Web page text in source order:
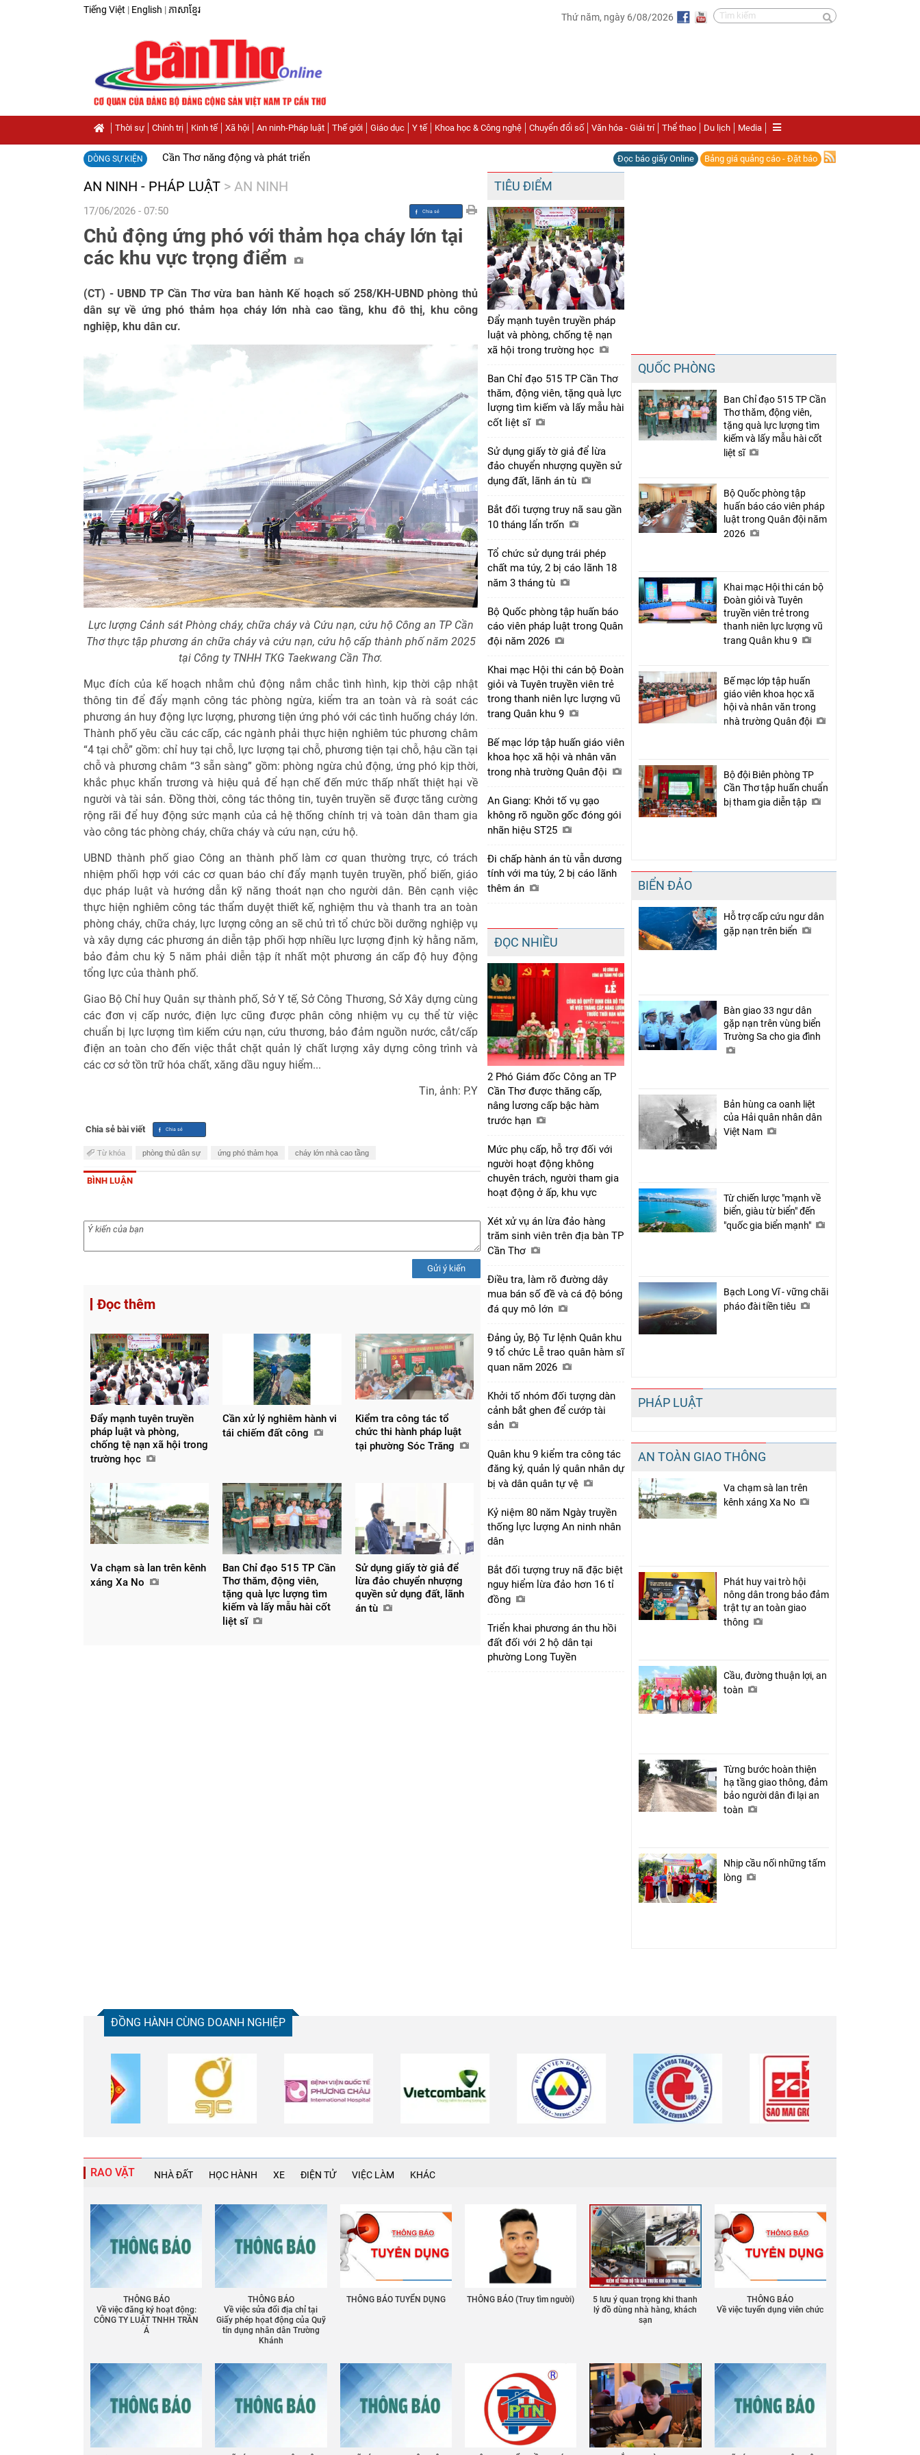
Tiếng Việt | English | ភាសាខ្មែរ
Thứ năm, ngày 6/08/2026
Thời sự Chính trị Kinh tế Xã hội An ninh-Pháp luật Thế giới Giáo dục Y tế Khoa học & Công nghệ Chuyển đổi số Văn hóa - Giải trí Thể thao Du lịch Media
DÒNG SỰ KIỆN Cần Thơ năng động và phát triển Đọc báo giấy Online Bảng giá quảng cáo - Đặt báo
AN NINH - PHÁP LUẬT > AN NINH
17/06/2026 - 07:50
Chia sẻ
Facebook
Chủ động ứng phó với thảm họa cháy lớn tại
các khu vực trọng điểm
(CT) - UBND TP Cần Thơ vừa ban hành Kế hoạch số 258/KH-UBND phòng thủ
dân sự về ứng phó thảm họa cháy lớn nhà cao tầng, khu đô thị, khu công
nghiệp, khu dân cư.
Lực lượng Cảnh sát Phòng cháy, chữa cháy và Cứu nạn, cứu hộ Công an TP Cần
Thơ thực tập phương án chữa cháy và cứu nạn, cứu hộ cấp thành phố năm 2025
tại Công ty TNHH TKG Taekwang Cần Thơ.
Mục đích của kế hoạch nhằm chủ động nắm chắc tình hình, kịp thời cập nhật
thông tin để đẩy mạnh công tác phòng ngừa, kiểm tra an toàn và rà soát các
phương án huy động lực lượng, phương tiện ứng phó với các tình huống cháy lớn.
Thành phố yêu cầu các cấp, các ngành phải thực hiện nghiêm túc phương châm
“4 tại chỗ” gồm: chỉ huy tại chỗ, lực lượng tại chỗ, phương tiện tại chỗ, hậu cần tại
chỗ và phương châm “3 sẵn sàng” gồm: phòng ngừa chủ động, ứng phó kịp thời,
khắc phục khẩn trương và hiệu quả để hạn chế đến mức thấp nhất thiệt hại về
người và tài sản. Đồng thời, công tác thông tin, tuyên truyền sẽ được tăng cường
rộng rãi để huy động sức mạnh của cả hệ thống chính trị và toàn dân tham gia
vào công tác phòng cháy, chữa cháy và cứu nạn, cứu hộ.
UBND thành phố giao Công an thành phố làm cơ quan thường trực, có trách
nhiệm phối hợp với các cơ quan báo chí đẩy mạnh tuyên truyền, phổ biến, giáo
dục pháp luật và hướng dẫn kỹ năng thoát nạn cho người dân. Bên cạnh việc
thực hiện nghiêm công tác thẩm duyệt thiết kế, nghiệm thu và thanh tra an toàn
phòng cháy, chữa cháy, lực lượng công an sẽ chủ trì tổ chức bồi dưỡng nghiệp vụ
và xây dựng các phương án diễn tập phối hợp nhiều lực lượng định kỳ hằng năm,
bảo đảm chu kỳ 5 năm phải diễn tập ít nhất một phương án cấp độ huy động
tổng lực của thành phố.
Giao Bộ Chỉ huy Quân sự thành phố, Sở Y tế, Sở Công Thương, Sở Xây dựng cùng
các đơn vị cấp nước, điện lực cũng được phân công nhiệm vụ cụ thể từ việc
chuẩn bị lực lượng tìm kiếm cứu nạn, cứu thương, bảo đảm nguồn nước, cắt/cấp
điện an toàn cho đến việc thắt chặt quản lý chất lượng xây dựng công trình và
các cơ sở tồn trữ hóa chất, xăng dầu nguy hiểm...
Tin, ảnh: P.Y
Chia sẻ bài viết
Từ khóa phòng thủ dân sự ứng phó thảm họa cháy lớn nhà cao tầng
BÌNH LUẬN
Gửi ý kiến
Đọc thêm
Đẩy mạnh tuyên truyền
pháp luật và phòng,
chống tệ nạn xã hội trong
trường học
Cần xử lý nghiêm hành vi
tái chiếm đất công
Kiểm tra công tác tổ
chức thi hành pháp luật
tại phường Sóc Trăng
Va chạm sà lan trên kênh
xáng Xa No
Ban Chỉ đạo 515 TP Cần
Thơ thăm, động viên,
tặng quà lực lượng tìm
kiếm và lấy mẫu hài cốt
liệt sĩ
Sử dụng giấy tờ giả để
lừa đảo chuyển nhượng
quyền sử dụng đất, lãnh
án tù
TIÊU ĐIỂM
Đẩy mạnh tuyên truyền pháp
luật và phòng, chống tệ nạn
xã hội trong trường học
Ban Chỉ đạo 515 TP Cần Thơ
thăm, động viên, tặng quà lực
lượng tìm kiếm và lấy mẫu hài
cốt liệt sĩ
Sử dụng giấy tờ giả để lừa
đảo chuyển nhượng quyền sử
dụng đất, lãnh án tù
Bắt đối tượng truy nã sau gần
10 tháng lẩn trốn
Tổ chức sử dụng trái phép
chất ma túy, 2 bị cáo lãnh 18
năm 3 tháng tù
Bộ Quốc phòng tập huấn báo
cáo viên pháp luật trong Quân
đội năm 2026
Khai mạc Hội thi cán bộ Đoàn
giỏi và Tuyên truyền viên trẻ
trong thanh niên lực lượng vũ
trang Quân khu 9
Bế mạc lớp tập huấn giáo viên
khoa học xã hội và nhân văn
trong nhà trường Quân đội
An Giang: Khởi tố vụ gạo
không rõ nguồn gốc đóng gói
nhãn hiệu ST25
Đi chấp hành án tù vẫn dương
tính với ma túy, 2 bị cáo lãnh
thêm án
ĐỌC NHIỀU
2 Phó Giám đốc Công an TP
Cần Thơ được thăng cấp,
nâng lương cấp bậc hàm
trước hạn
Mức phụ cấp, hỗ trợ đối với
người hoạt động không
chuyên trách, người tham gia
hoạt động ở ấp, khu vực
Xét xử vụ án lừa đảo hàng
trăm sinh viên trên địa bàn TP
Cần Thơ
Điều tra, làm rõ đường dây
mua bán số đề và cá độ bóng
đá quy mô lớn
Đảng ủy, Bộ Tư lệnh Quân khu
9 tổ chức Lễ trao quân hàm sĩ
quan năm 2026
Khởi tố nhóm đối tượng dàn
cảnh bắt ghen để cướp tài
sản
Quân khu 9 kiểm tra công tác
đăng ký, quản lý quân nhân dự
bị và dân quân tự vệ
Kỷ niệm 80 năm Ngày truyền
thống lực lượng An ninh nhân
dân
Bắt đối tượng truy nã đặc biệt
nguy hiểm lừa đảo hơn 16 tỉ
đồng
Triển khai phương án thu hồi
đất đối với 2 hộ dân tại
phường Long Tuyền
QUỐC PHÒNG
Ban Chỉ đạo 515 TP Cần
Thơ thăm, động viên,
tặng quà lực lượng tìm
kiếm và lấy mẫu hài cốt
liệt sĩ
Bộ Quốc phòng tập
huấn báo cáo viên pháp
luật trong Quân đội năm
2026
Khai mạc Hội thi cán bộ
Đoàn giỏi và Tuyên
truyền viên trẻ trong
thanh niên lực lượng vũ
trang Quân khu 9
Bế mạc lớp tập huấn
giáo viên khoa học xã
hội và nhân văn trong
nhà trường Quân đội
Bộ đội Biên phòng TP
Cần Thơ tập huấn chuẩn
bị tham gia diễn tập
BIỂN ĐẢO
Hỗ trợ cấp cứu ngư dân
gặp nạn trên biển
Bàn giao 33 ngư dân
gặp nạn trên vùng biển
Trường Sa cho gia đình
Bản hùng ca oanh liệt
của Hải quân nhân dân
Việt Nam
Từ chiến lược "mạnh về
biển, giàu từ biển" đến
"quốc gia biển mạnh"
Bạch Long Vĩ - vững chãi
pháo đài tiền tiêu
PHÁP LUẬT
AN TOÀN GIAO THÔNG
Va chạm sà lan trên
kênh xáng Xa No
Phát huy vai trò hội
nông dân trong bảo đảm
trật tự an toàn giao
thông
Cầu, đường thuận lợi, an
toàn
Từng bước hoàn thiện
hạ tầng giao thông, đảm
bảo người dân đi lại an
toàn
Nhịp cầu nối những tấm
lòng
ĐỒNG HÀNH CÙNG DOANH NGHIỆP
RAO VẶT NHÀ ĐẤT HỌC HÀNH XE ĐIỆN TỬ VIỆC LÀM KHÁC
THÔNG BÁO
Về việc đăng ký hoạt động:
CÔNG TY LUẬT TNHH TRẦN
Á
THÔNG BÁO
Về việc sửa đổi địa chỉ tại
Giấy phép họat động của Quỹ
tín dụng nhân dân Trường
Khánh
THÔNG BÁO TUYỂN DỤNG THÔNG BÁO (Truy tìm người)
5 lưu ý quan trọng khi thanh
lý đồ dùng nhà hàng, khách
sạn
THÔNG BÁO
Về việc tuyển dụng viên chức